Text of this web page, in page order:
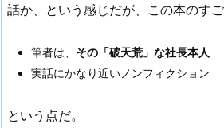
話か、という感じだが、この本のすご
筆者は、 その「破天荒」な社長本人
実話にかなり近いノンフィクション
という点だ。